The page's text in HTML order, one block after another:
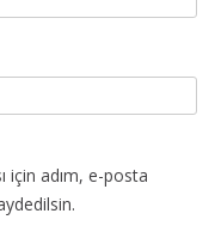
için adım, e-posta